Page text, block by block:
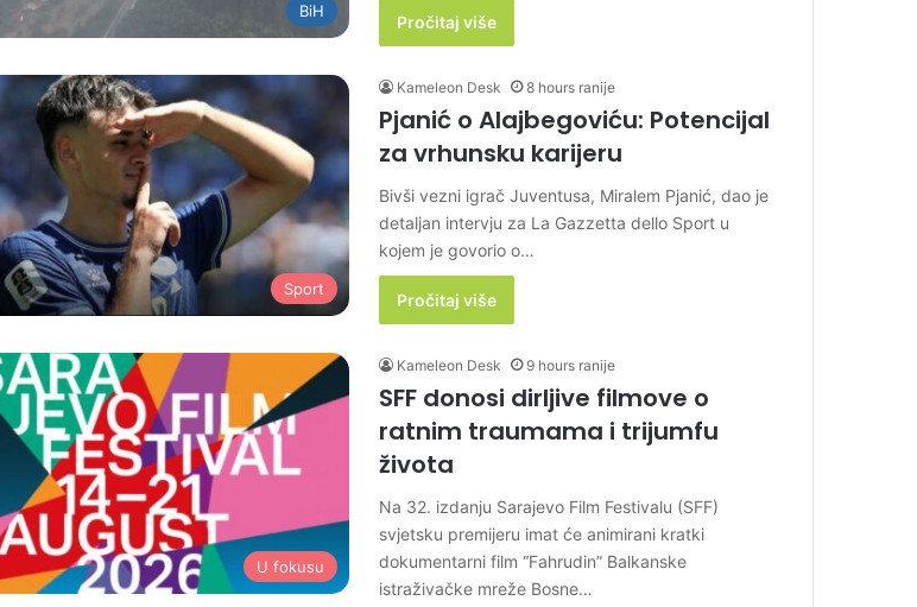
BiH
Pročitaj više
Sport
Kameleon Desk 8 hours ranije
Pjanić o Alajbegoviću: Potencijal
za vrhunsku karijeru
Bivši vezni igrač Juventusa, Miralem Pjanić, dao je
detaljan intervju za La Gazzetta dello Sport u
kojem je govorio o…
Pročitaj više
U fokusu
Kameleon Desk 9 hours ranije
SFF donosi dirljive filmove o
ratnim traumama i trijumfu
života
Na 32. izdanju Sarajevo Film Festivalu (SFF)
svjetsku premijeru imat će animirani kratki
dokumentarni film “Fahrudin” Balkanske
istraživačke mreže Bosne…